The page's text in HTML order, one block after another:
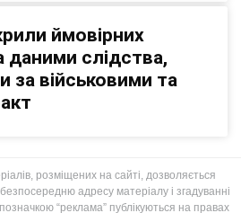
ймовірних
даними слідства,
за військовими та
розміщених на сайті, дозволяється
адресу матеріалу і згадуванні
“реклама” публікуються на правах